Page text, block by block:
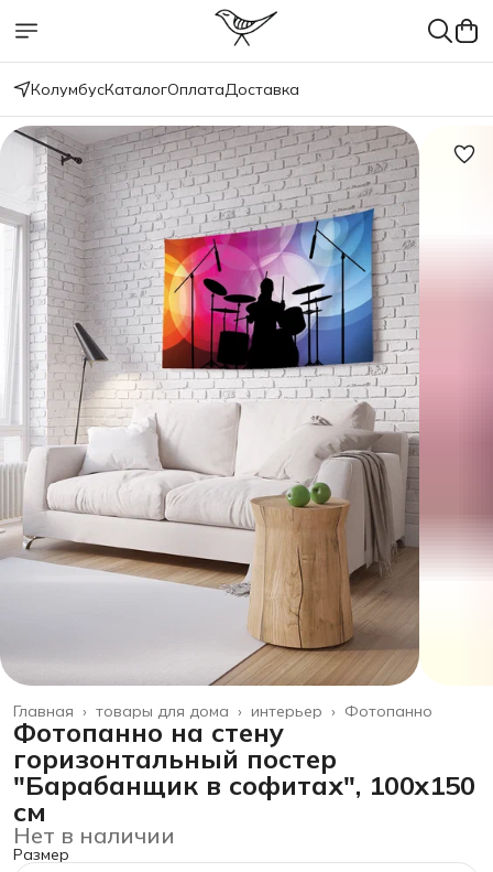
КолумбусКаталогОплатаДоставка
Фотопанно
интерьер ›
товары для дома ›
Главная ›
Фотопанно на стену
горизонтальный постер
"Барабанщик в софитах", 100x150
см
Нет в наличии
Размер